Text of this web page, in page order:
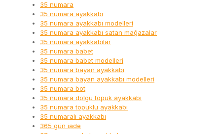
35 numara
35 numara ayakkabı
35 numara ayakkabı modelleri
35 numara ayakkabı satan mağazalar
35 numara ayakkabılar
35 numara babet
35 numara babet modelleri
35 numara bayan ayakkabı
35 numara bayan ayakkabı modelleri
35 numara bot
35 numara dolgu topuk ayakkabı
35 numara topuklu ayakkabı
35 numaralı ayakkabı
365 gün iade